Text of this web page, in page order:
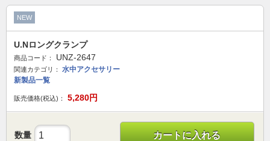
NEW
U.Nロングクランプ
商品コード： UNZ-2647
関連カテゴリ：
水中アクセサリー
新製品一覧
販売価格(税込)： 5,280円
数量 カートに入れる